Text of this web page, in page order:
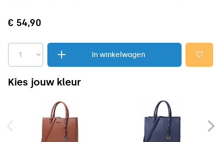
€ 54,90
In winkelwagen
Kies jouw kleur